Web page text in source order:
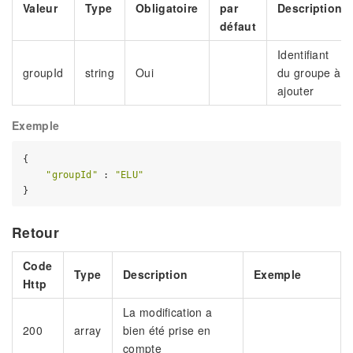
Valeur Type Obligatoire
par
défaut
Description
groupId string Oui
Identifiant
du groupe à
ajouter
Exemple
{
"groupId" :
"ELU"
Retour
Code
Http
Type Description Exemple
200 array
La modification a
bien été prise en
compte